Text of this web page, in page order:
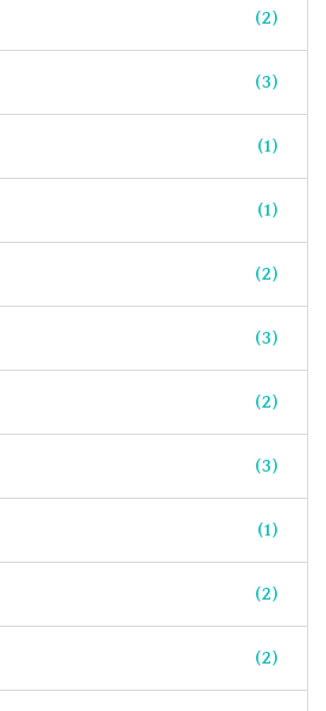
(2)
(3)
(1)
(1)
(2)
(3)
(2)
(3)
(1)
(2)
(2)